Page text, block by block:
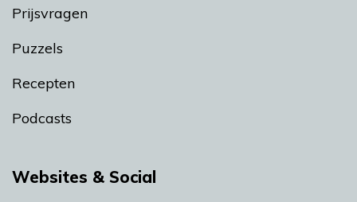
Prijsvragen
Puzzels
Recepten
Podcasts
Websites & Social